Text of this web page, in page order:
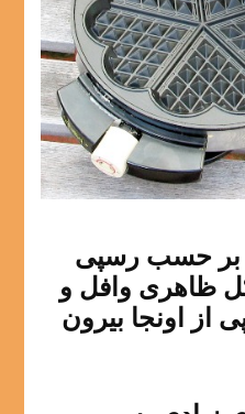
بر حسب رسپی
ظاهری وافل و
از اونجا بیرون